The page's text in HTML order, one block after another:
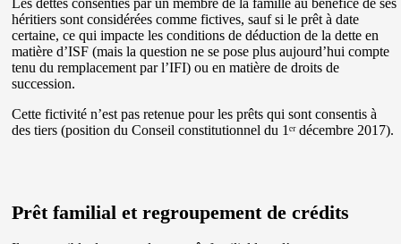
Les dettes consenties par un membre de la famille au bénéfice de ses
héritiers sont considérées comme fictives, sauf si le prêt à date
certaine, ce qui impacte les conditions de déduction de la dette en
matière d’ISF (mais la question ne se pose plus aujourd’hui compte
tenu du remplacement par l’IFI) ou en matière de droits de
succession.
Cette fictivité n’est pas retenue pour les prêts qui sont consentis à
des tiers (position du Conseil constitutionnel du 1ᵉʳ décembre 2017).
Prêt familial et regroupement de crédits